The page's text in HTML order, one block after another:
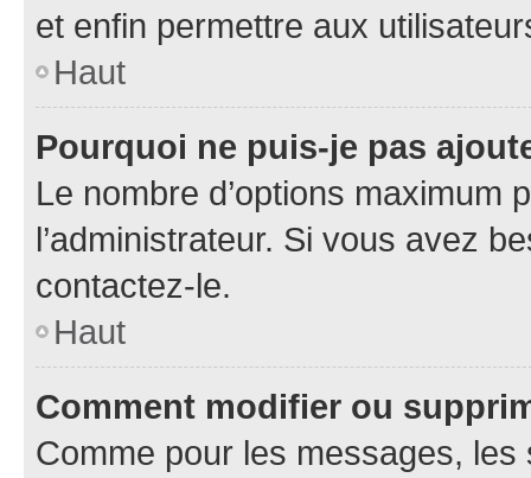
et enfin permettre aux
Haut
Pourquoi ne puis-je pas
Le nombre d’options maximum
l’administrateur. Si vous avez
contactez-le.
Haut
Comment modifier ou
Comme pour les messages,